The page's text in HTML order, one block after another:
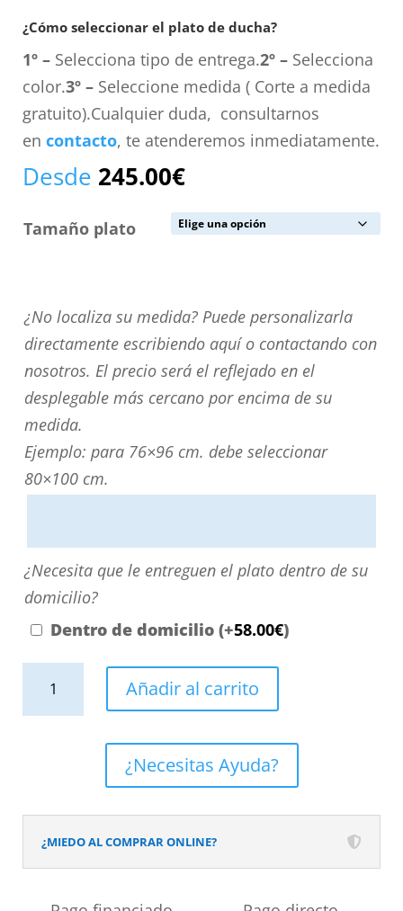
¿Cómo seleccionar el plato de ducha?
1º –Selecciona tipo de entrega.2º –Selecciona
color.3º –Seleccione medida ( Corte a medida
gratuito).Cualquier duda, consultarnos
en contacto, te atenderemos inmediatamente.
Desde 245.00€
Tamaño plato
¿No
localiza
su
medida?
Puede
personalizarla
directamente
contactando
nosotros.
El
precio
será
desplegable
¿No localiza su medida? Puede personalizarla
directamente escribiendo aquí o contactando con
nosotros. El precio será el reflejado en el
desplegable más cercano por encima de su
medida.
Ejemplo: para 76×96 cm. debe seleccionar
80×100 cm.
¿Necesita
que
le
domicilio?
¿Necesita que le entreguen el plato dentro de su
domicilio?
Dentro de domicilio (+58.00€)
Danae
otros
Añadir al carrito
¿Necesitas Ayuda?
¿MIEDO AL COMPRAR ONLINE?